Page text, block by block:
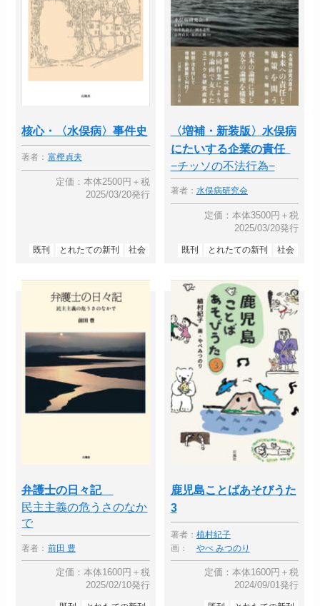
核心・〈水俣病〉事件史
著者： 富樫貞夫
定価：本体2500円＋税
2025/03/20発行
既刊 とれたての新刊 社会
〈増補・新装版〉水俣病
にたいする企業の責任
−チッソの不法行為−
著者： 水俣病研究会
定価：本体3500円＋税
2025/03/20発行
既刊 とれたての新刊 社会
弁護士の日々記
民主主義の危うさのなか
で
著者： 前田 豊
定価：本体1600円＋税
2025/02/10発行
鹿児島ことばあそびうた
3
著者： 植村紀子
画：
やべ みつのり
定価：本体1600円＋税
2024/09/01発行